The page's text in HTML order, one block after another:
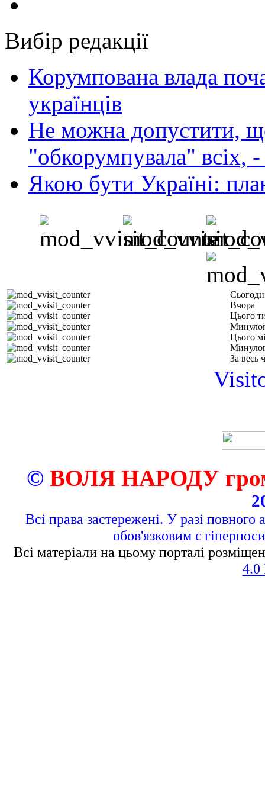
Вибір редакції
Корумпована влада
українців
Не можна допустити,
"обкорумпувала" всіх,
Якою бути Україні:
Вчора
Цього
Цього
За весь
© ВОЛЯ НАРОДУ
Всі права застережені. У разі повного
обов'язковим є
Всі матеріали на цьому порталі
4.0